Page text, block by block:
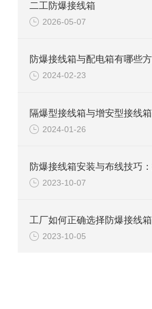
二工防爆接线箱
2026-05-07
2024-02-23
2024-01-26
2023-10-07
工厂如何正确选择防爆接线箱
2023-10-05